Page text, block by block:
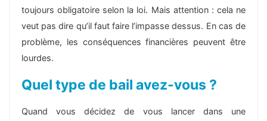
toujours obligatoire selon la loi. Mais attention : cela ne
veut pas dire qu’il faut faire l’impasse dessus. En cas de
problème, les conséquences financières peuvent être
lourdes.
Quel type de bail avez-vous ?
Quand vous décidez de vous lancer dans une